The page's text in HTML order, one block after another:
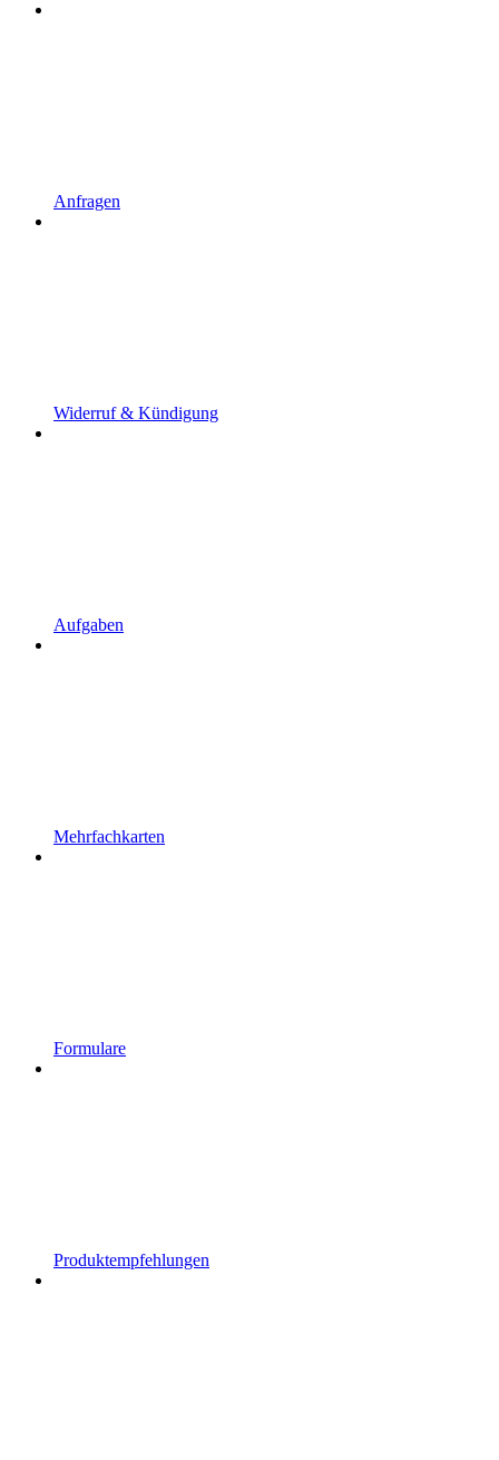
Anfragen
Widerruf & Kündigung
Aufgaben
Mehrfachkarten
Formulare
Produktempfehlungen